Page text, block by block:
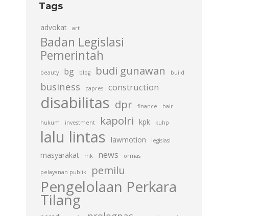
Tags
advokat art
Badan Legislasi
Pemerintah
beauty bg blog budi gunawan build
business capres construction
disabilitas dpr finance hair
hukum investment kapolri kpk kuhp
lalu lintas lawmotion legislasi
masyarakat mk news ormas
pelayanan publik pemilu
Pengelolaan Perkara
Tilang